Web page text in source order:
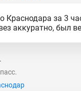
Краснодара за 3
аккуратно, был